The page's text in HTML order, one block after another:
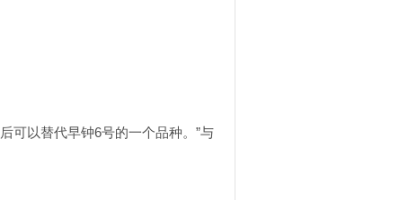
可以替代早钟6号的一个品种。”与